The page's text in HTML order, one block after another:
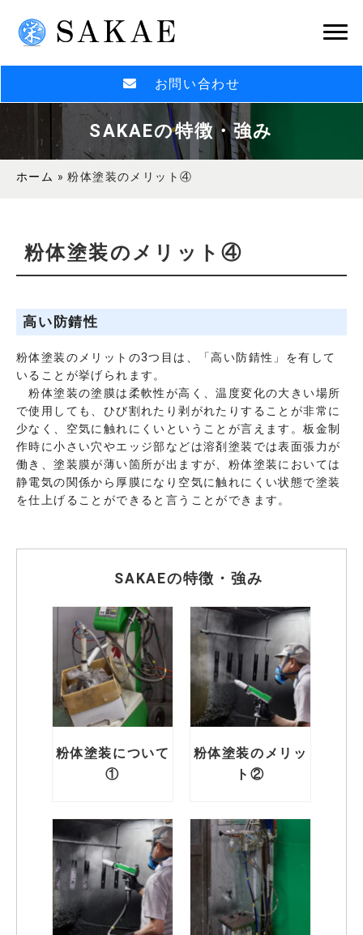
お問い合わせ
SAKAEの特徴・強み
ホーム »粉体塗装のメリット④
粉体塗装のメリット④
高い防錆性
粉体塗装のメリットの3つ目は、「高い防錆性」を有して
いることが挙げられます。
粉体塗装の塗膜は柔軟性が高く、温度変化の大きい場所
で使用しても、ひび割れたり剥がれたりすることが非常に
少なく、空気に触れにくいということが言えます。板金制
作時に小さい穴やエッジ部などは溶剤塗装では表面張力が
働き、塗装膜が薄い箇所が出ますが、粉体塗装においては
静電気の関係から厚膜になり空気に触れにくい状態で塗装
を仕上げることができると言うことができます。
SAKAEの特徴・強み
粉体塗装について
①
粉体塗装のメリッ
ト②